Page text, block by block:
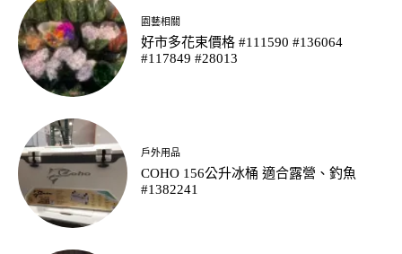
園藝相關
好市多花束價格 #111590 #136064
#117849 #28013
戶外用品
COHO 156公升冰桶 適合露營、釣魚
#1382241